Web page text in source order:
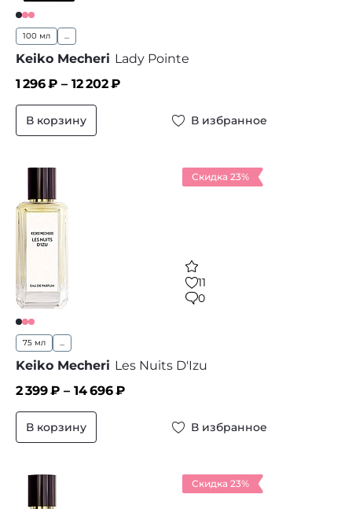
100 мл ...
Keiko Mecheri Lady Pointe
1 296₽ – 12 202₽
В корзину В избранное
Скидка 23%
11
0
75 мл ...
Keiko Mecheri Les Nuits D'Izu
2 399₽ – 14 696₽
В корзину В избранное
Скидка 23%